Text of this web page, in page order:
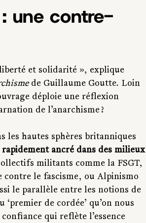
une contre-
et solidarité », explique
de Guillaume Goutte. Loin
déploie une réflexion
de l’anarchisme ?
les hautes sphères britanniques
rapidement ancré dans des milieux
militants comme la FSGT,
contre le fascisme, ou Alpinismo
le parallèle entre les notions de
‘premier de cordée’ qu’on nous
qui reflète l’essence